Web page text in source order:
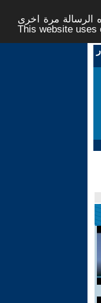
مرة اخرى -
This website uses